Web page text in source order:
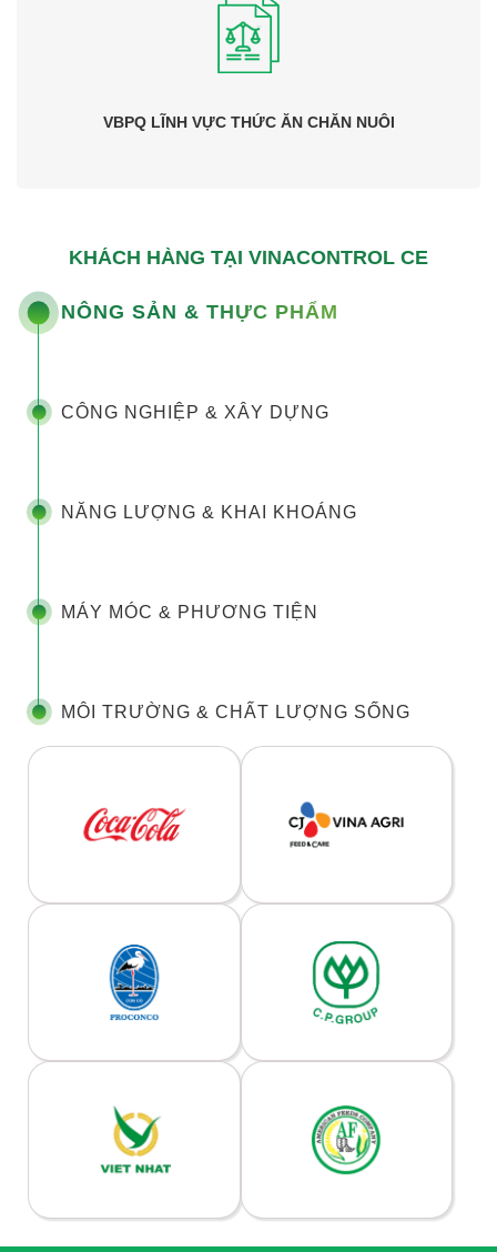
VBPQ LĨNH VỰC THỨC ĂN CHĂN NUÔI
KHÁCH HÀNG TẠI VINACONTROL CE
NÔNG SẢN & THỰC PHẨM
CÔNG NGHIỆP & XÂY DỰNG
NĂNG LƯỢNG & KHAI KHOÁNG
MÁY MÓC & PHƯƠNG TIỆN
MÔI TRƯỜNG & CHẤT LƯỢNG SỐNG